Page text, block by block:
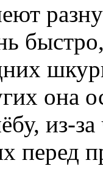
она
из-
перед